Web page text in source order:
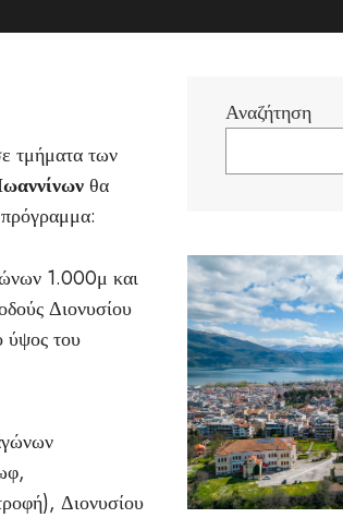
τμήματα των
θα
1.000μ και
Διονυσίου
ύψος του
Διονυσίου
Αναζήτηση